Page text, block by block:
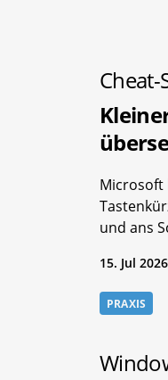
Cheat-
Microsoft
und ans
15. Jul 2026
PRAXIS